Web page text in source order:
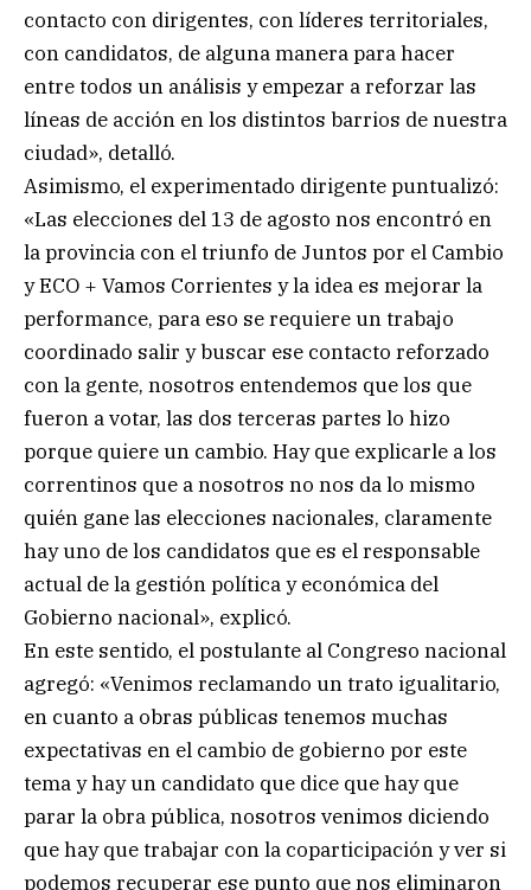
contacto con dirigentes, con líderes territoriales,
con candidatos, de alguna manera para hacer
entre todos un análisis y empezar a reforzar las
líneas de acción en los distintos barrios de nuestra
ciudad», detalló.
Asimismo, el experimentado dirigente puntualizó:
«Las elecciones del 13 de agosto nos encontró en
la provincia con el triunfo de Juntos por el Cambio
y ECO + Vamos Corrientes y la idea es mejorar la
performance, para eso se requiere un trabajo
coordinado salir y buscar ese contacto reforzado
con la gente, nosotros entendemos que los que
fueron a votar, las dos terceras partes lo hizo
porque quiere un cambio. Hay que explicarle a los
correntinos que a nosotros no nos da lo mismo
quién gane las elecciones nacionales, claramente
hay uno de los candidatos que es el responsable
actual de la gestión política y económica del
Gobierno nacional», explicó.
En este sentido, el postulante al Congreso nacional
agregó: «Venimos reclamando un trato igualitario,
en cuanto a obras públicas tenemos muchas
expectativas en el cambio de gobierno por este
tema y hay un candidato que dice que hay que
parar la obra pública, nosotros venimos diciendo
que hay que trabajar con la coparticipación y ver si
podemos recuperar ese punto que nos eliminaron